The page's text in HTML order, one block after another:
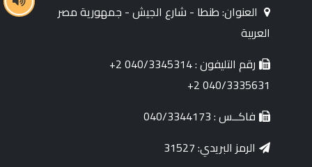
العنوان: طنطا - شارع الجيش - جمهورية مصر
العربية
رقم التليفون : 040/3345314 2+
040/3335631 2+
فاكــس : 040/3344173
الرمز البريدي: 31527